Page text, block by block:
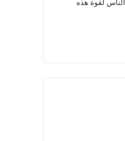
الناس لقوة هذه